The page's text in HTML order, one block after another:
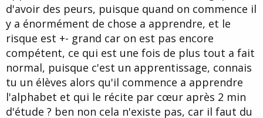
d'avoir des peurs, puisque quand on commence il
y a énormément de chose a apprendre, et le
risque est +- grand car on est pas encore
compétent, ce qui est une fois de plus tout a fait
normal, puisque c'est un apprentissage, connais
tu un élèves alors qu'il commence a apprendre
l'alphabet et qui le récite par cœur après 2 min
d'étude ? ben non cela n'existe pas, car il faut du